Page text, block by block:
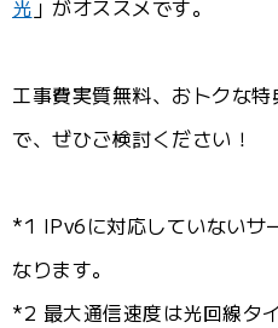
光 」がオススメです。
工事費実質無料、おトクな
で、ぜひご検討ください！
*1 IPv6に対応していないサ
なります。
*2 最大通信速度は光回線タ